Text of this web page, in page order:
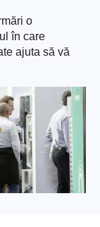
o
în care
ajuta să vă